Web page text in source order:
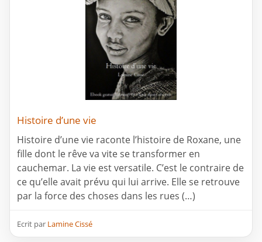
Histoire d’une vie
Histoire d’une vie raconte l’histoire de Roxane, une
fille dont le rêve va vite se transformer en
cauchemar. La vie est versatile. C’est le contraire de
ce qu’elle avait prévu qui lui arrive. Elle se retrouve
par la force des choses dans les rues (…)
Ecrit par Lamine Cissé